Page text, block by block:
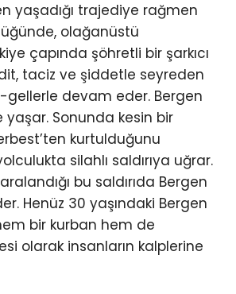
yaşadığı trajediye rağmen
olağanüstü
çapında şöhretli bir şarkıcı
taciz ve şiddetle seyreden
gellerle devam eder. Bergen
yaşar. Sonunda kesin bir
kurtulduğunu
silahlı saldırıya uğrar.
bu saldırıda Bergen
Henüz 30 yaşındaki Bergen
bir kurban hem de
olarak insanların kalplerine